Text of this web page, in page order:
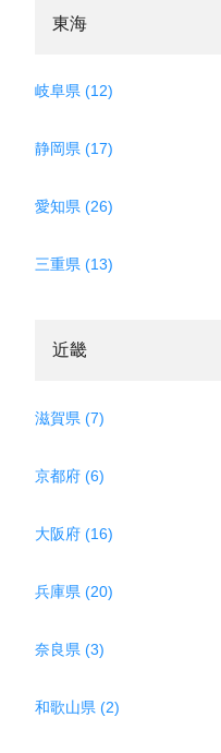
東海
岐阜県 (12)
静岡県 (17)
愛知県 (26)
三重県 (13)
近畿
滋賀県 (7)
京都府 (6)
大阪府 (16)
兵庫県 (20)
奈良県 (3)
和歌山県 (2)